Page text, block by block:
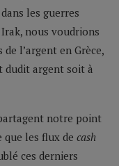
les guerres
nous voudrions
l’argent en Grèce,
dudit argent soit à
notre point
que les flux de cash
ces derniers